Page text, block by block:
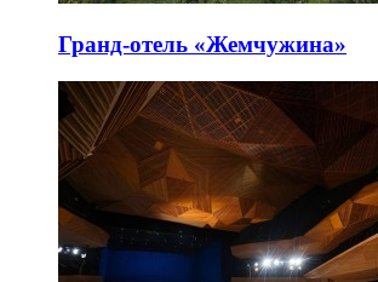
Гранд-отель «Жемчужина»